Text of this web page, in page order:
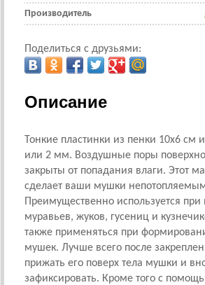
Производитель
Поделиться с друзьями:
Описание
Тонкие пластинки из пенки 10х6 см
или 2 мм. Воздушные поры
закрыты от попадания влаги. Этот
сделает ваши мушки
Преимущественно используется при
муравьев, жуков, гусениц и
также применяться при
мушек. Лучше всего после
прижать его поверх тела мушки и
зафиксировать. Кроме того с